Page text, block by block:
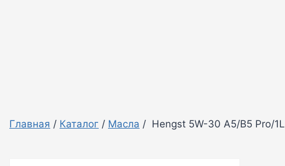
Главная / Каталог / Масла / Hengst 5W-30 A5/B5 Pro/1L